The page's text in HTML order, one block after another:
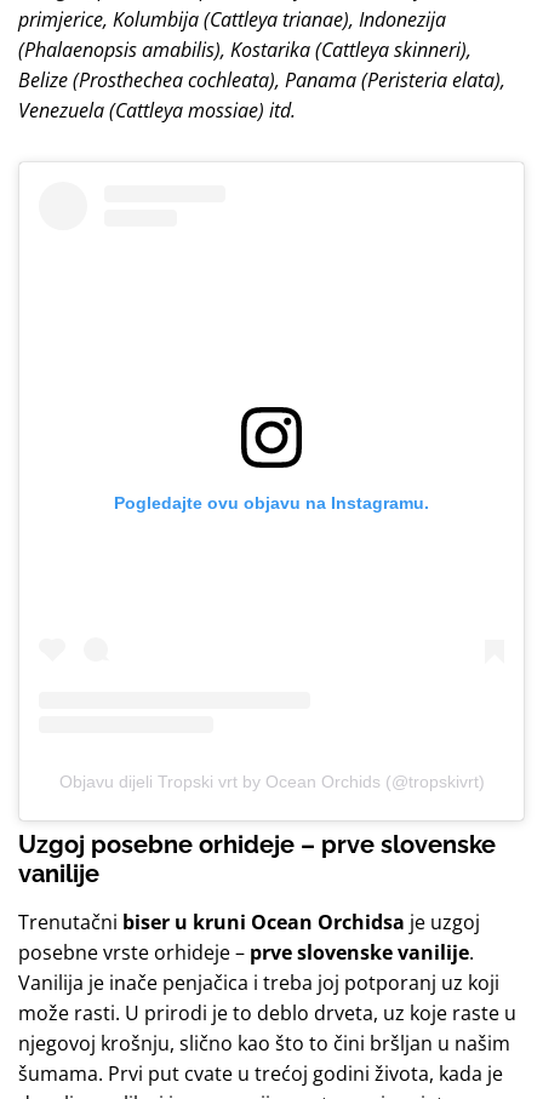
primjerice, Kolumbija (Cattleya trianae), Indonezija
(Phalaenopsis amabilis), Kostarika (Cattleya skinneri),
Belize (Prosthechea cochleata), Panama (Peristeria elata),
Venezuela (Cattleya mossiae) itd.
Pogledajte ovu objavu na Instagramu.
Objavu dijeli Tropski vrt by Ocean Orchids (@tropskivrt)
Uzgoj posebne orhideje – prve slovenske
vanilije
Trenutačni biser u kruni Ocean Orchidsa je uzgoj
posebne vrste orhideje – prve slovenske vanilije.
Vanilija je inače penjačica i treba joj potporanj uz koji
može rasti. U prirodi je to deblo drveta, uz koje raste u
njegovoj krošnju, slično kao što to čini bršljan u našim
šumama. Prvi put cvate u trećoj godini života, kada je